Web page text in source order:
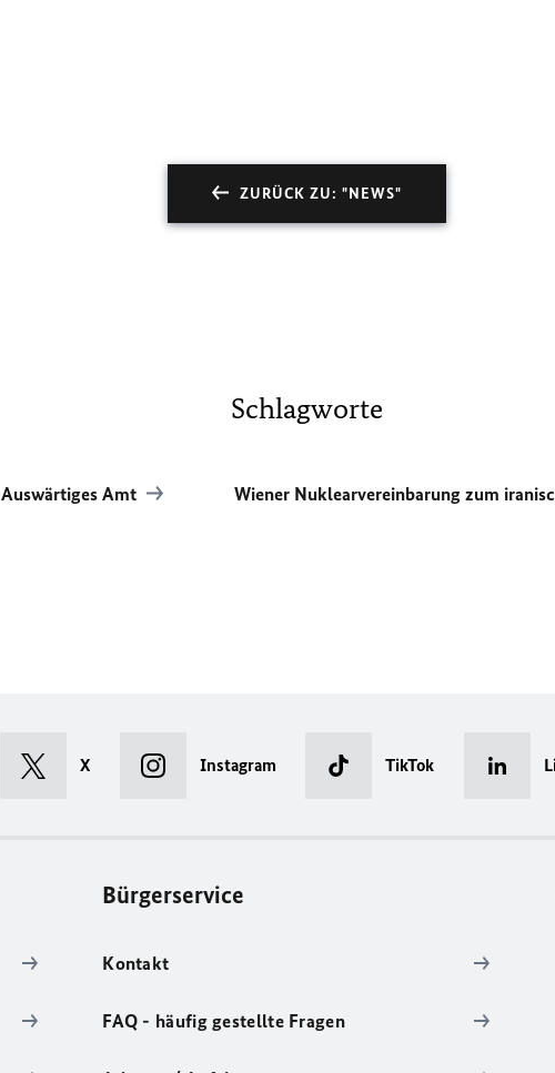
ZURÜCK ZU: "NEWS"
Schlagworte
Auswärtiges Amt Wiener Nuklearvereinbarung zum
X Instagram TikTok
Bürgerservice
Kontakt
FAQ - häufig gestellte Fragen